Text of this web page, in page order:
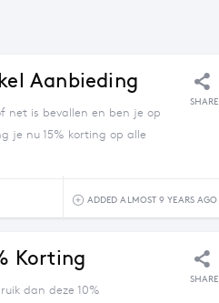
Aanbieding
SHARE
net is bevallen en ben je op
je nu 15% korting op alle
ADDED ALMOST 9 YEARS AGO
Korting
SHARE
dan deze 10%